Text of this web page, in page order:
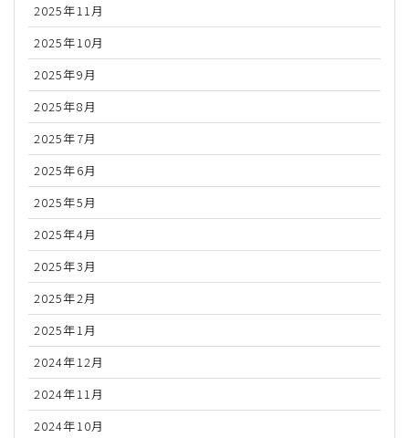
2025年11月
2025年10月
2025年9月
2025年8月
2025年7月
2025年6月
2025年5月
2025年4月
2025年3月
2025年2月
2025年1月
2024年12月
2024年11月
2024年10月